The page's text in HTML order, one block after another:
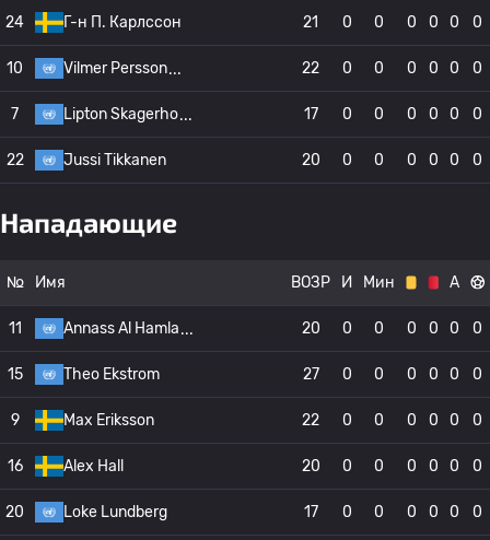
24 Г-н П. Карлссон 21 0 0 0 0 0 0
10 Vilmer Persson 22 0 0 0 0 0 0
7 Lipton Skagerho 17 0 0 0 0 0 0
22 Jussi Tikkanen 20 0 0 0 0 0 0
Нападающие
№ Имя ВОЗР И Мин А
11 Annass Al Hamla 20 0 0 0 0 0 0
15 Theo Ekstrom 27 0 0 0 0 0 0
9 Max Eriksson 22 0 0 0 0 0 0
16 Alex Hall 20 0 0 0 0 0 0
20 Loke Lundberg 17 0 0 0 0 0 0